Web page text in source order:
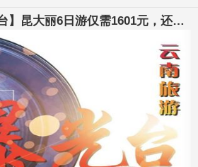
】昆大丽6日游仅需1601元，还包
后是消费陷阱！